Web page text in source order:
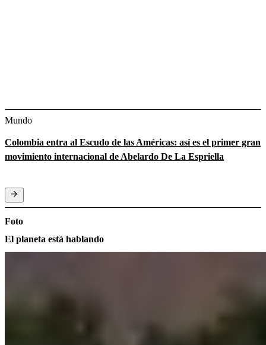
Mundo
Colombia entra al Escudo de las Américas: así es el primer gran
movimiento internacional de Abelardo De La Espriella
Foto
El planeta está hablando